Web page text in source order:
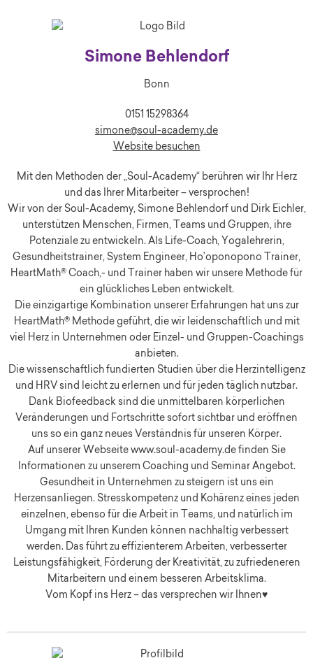
Simone Behlendorf
Bonn
0151 15298364
simone@soul-academy.de
Website besuchen
Mit den Methoden der „Soul-Academy“ berühren wir Ihr Herz
und das Ihrer Mitarbeiter – versprochen!
Wir von der Soul-Academy, Simone Behlendorf und Dirk Eichler,
unterstützen Menschen, Firmen, Teams und Gruppen, ihre
Potenziale zu entwickeln. Als Life-Coach, Yogalehrerin,
Gesundheitstrainer, System Engineer, Ho’oponopono Trainer,
HeartMath® Coach,- und Trainer haben wir unsere Methode für
ein glückliches Leben entwickelt.
Die einzigartige Kombination unserer Erfahrungen hat uns zur
HeartMath® Methode geführt, die wir leidenschaftlich und mit
viel Herz in Unternehmen oder Einzel- und Gruppen-Coachings
anbieten.
Die wissenschaftlich fundierten Studien über die Herzintelligenz
und HRV sind leicht zu erlernen und für jeden täglich nutzbar.
Dank Biofeedback sind die unmittelbaren körperlichen
Veränderungen und Fortschritte sofort sichtbar und eröffnen
uns so ein ganz neues Verständnis für unseren Körper.
Auf unserer Webseite www.soul-academy.de finden Sie
Informationen zu unserem Coaching und Seminar Angebot.
Gesundheit in Unternehmen zu steigern ist uns ein
Herzensanliegen. Stresskompetenz und Kohärenz eines jeden
einzelnen, ebenso für die Arbeit in Teams, und natürlich im
Umgang mit Ihren Kunden können nachhaltig verbessert
werden. Das führt zu effizienterem Arbeiten, verbesserter
Leistungsfähigkeit, Förderung der Kreativität, zu zufriedeneren
Mitarbeitern und einem besseren Arbeitsklima.
Vom Kopf ins Herz – das versprechen wir Ihnen♥